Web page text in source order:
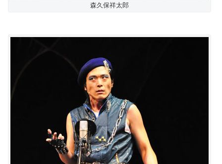
森久保祥太郎